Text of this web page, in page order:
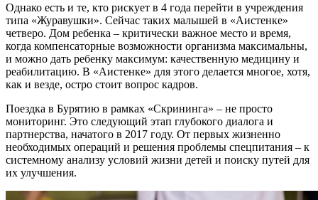
Однако есть и те, кто рискует в 4 года перейти в учреждения
типа «Журавушки». Сейчас таких малышей в «Аистенке»
четверо. Дом ребенка – критически важное место и время,
когда компенсаторные возможности организма максимальны,
и можно дать ребенку максимум: качественную медицину и
реабилитацию. В «Аистенке» для этого делается многое, хотя,
как и везде, остро стоит вопрос кадров.
Поездка в Бурятию в рамках «Скрининга» – не просто
мониторинг. Это следующий этап глубокого диалога и
партнерства, начатого в 2017 году. От первых жизненно
необходимых операций и решения проблемы спецпитания – к
системному анализу условий жизни детей и поиску путей для
их улучшения.